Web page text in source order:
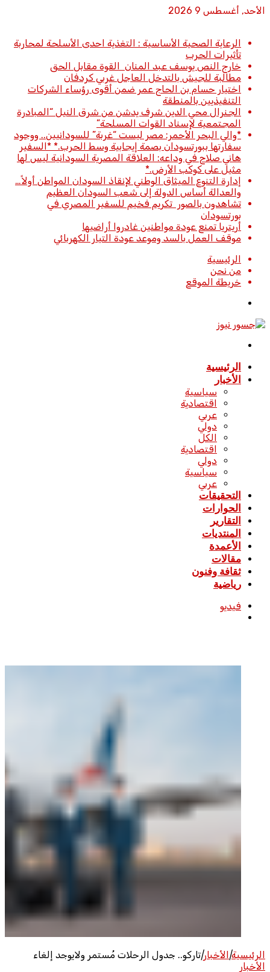
الأحد, أغسطس 9 2026
الرعاية الصحية الأساسية : التغذية احدى الأسلحة لمحاربة
تأثيرات الحرب
خارج النص يوسف عبد المنان القوة مقابل الحق
مطالبة للجيش بالتدخل العاجل غربي كردفان
اختيار حسام بن الحاج عمر ضمن أقوى رؤساء الشركات
التنفيذيين بالمنطقة
الجنرال محي الدين شرف يدشن من شرق النيل “المبادرة
المجتمعية لإسناد القوات المسلحة”
*والي البحر الأحمر: مصر ليست “غربة” للسودانيين.. ووجود
سفارتها ببورتسودان بصمة إيجابية وسط الحرب.* *​السفير
هاني صلاح في وداعه: العلاقة المصرية السودانية ليس لها
مثيل على كوكب الأرض.*
إدارة التنوع الميثاق الوطني لإنقاذ السودان المواطن أولاً…
والعدالة أساس الدولة إلى شعب السودان العظيم
تشاهدون بالصور تكريم فخيم للسفير المصري في
بورتسودان
أريتريا تمنع عودة مواطنين غادروا أراضيها
موقف العمل بالسد وموعد عودة التيار الكهربائي
الرئيسية
من نحن
خريطة الموقع
الرئيسية
الأخبار
سياسية
اقتصادية
عربي
دولي
الكل
اقتصادية
دولي
سياسية
عربي
التحقيقات
الحوارات
التقارير
المنتديات
الأعمدة
مقالات
ثقافة وفنون
رياضية
فيديو
الرئيسية|الأخبار|تاركو.. جدول الرحلات مُستمر ولايوجد إلغاء
الأخبار